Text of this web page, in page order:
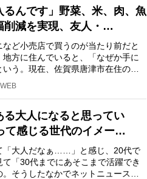
るんです」野菜、米、肉、魚
減を実現、友人・…
ど小売店で買うのが当たり前だと
方に住んでいると、「なぜか手に
う。現在、佐賀県唐津市在住のネ
る大人になると思ってい
て感じる世代のイメー…
「大人だなぁ……」と感じ、20代で
「30代までにあそこまで活躍でき
そうしたなかでネットニュース編